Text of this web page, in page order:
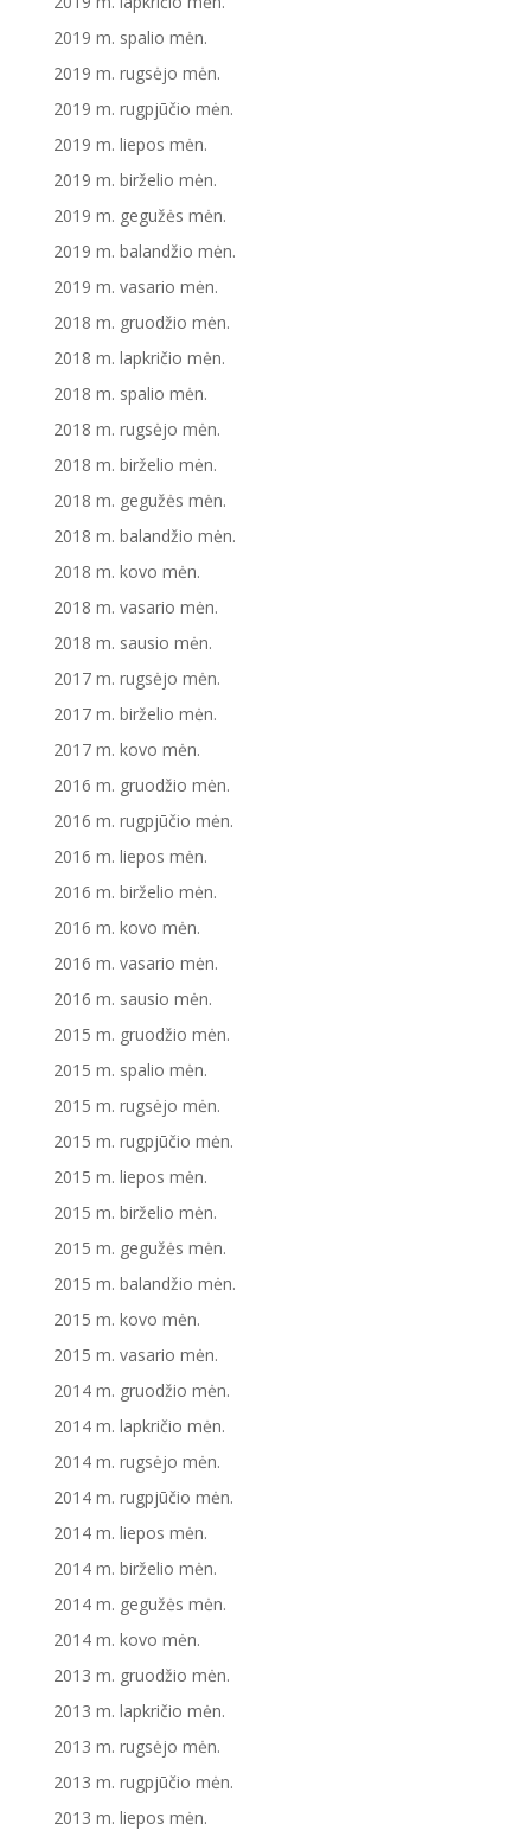
2019 m. spalio mėn.
2019 m. rugsėjo mėn.
2019 m. rugpjūčio mėn.
2019 m. liepos mėn.
2019 m. birželio mėn.
2019 m. gegužės mėn.
2019 m. balandžio mėn.
2019 m. vasario mėn.
2018 m. gruodžio mėn.
2018 m. lapkričio mėn.
2018 m. spalio mėn.
2018 m. rugsėjo mėn.
2018 m. birželio mėn.
2018 m. gegužės mėn.
2018 m. balandžio mėn.
2018 m. kovo mėn.
2018 m. vasario mėn.
2018 m. sausio mėn.
2017 m. rugsėjo mėn.
2017 m. birželio mėn.
2017 m. kovo mėn.
2016 m. gruodžio mėn.
2016 m. rugpjūčio mėn.
2016 m. liepos mėn.
2016 m. birželio mėn.
2016 m. kovo mėn.
2016 m. vasario mėn.
2016 m. sausio mėn.
2015 m. gruodžio mėn.
2015 m. spalio mėn.
2015 m. rugsėjo mėn.
2015 m. rugpjūčio mėn.
2015 m. liepos mėn.
2015 m. birželio mėn.
2015 m. gegužės mėn.
2015 m. balandžio mėn.
2015 m. kovo mėn.
2015 m. vasario mėn.
2014 m. gruodžio mėn.
2014 m. lapkričio mėn.
2014 m. rugsėjo mėn.
2014 m. rugpjūčio mėn.
2014 m. liepos mėn.
2014 m. birželio mėn.
2014 m. gegužės mėn.
2014 m. kovo mėn.
2013 m. gruodžio mėn.
2013 m. lapkričio mėn.
2013 m. rugsėjo mėn.
2013 m. rugpjūčio mėn.
2013 m. liepos mėn.